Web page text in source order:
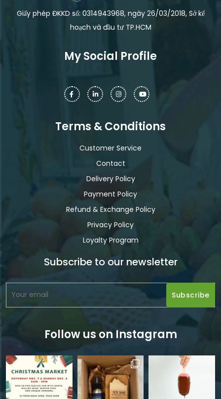
Giấy phép ĐKKD số: 0314943968, ngày 26/03/2018, Sở kế
hoạch và đầu tư TP.HCM
My Social Profile
Terms & Conditions
Customer Service
Contact
Delivery Policy
Payment Policy
Refund & Exchange Policy
Privacy Policy
Loyalty Program
Subscribe to our newsletter
Follow us on Instagram